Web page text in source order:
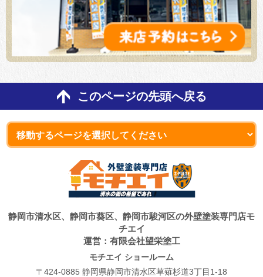
このページの先頭へ戻る
静岡市清水区、静岡市葵区、静岡市駿河区の外壁塗装専門店モ
チエイ
運営：有限会社望栄塗工
モチエイ ショールーム
〒424-0885 静岡県静岡市清水区草薙杉道3丁目1-18